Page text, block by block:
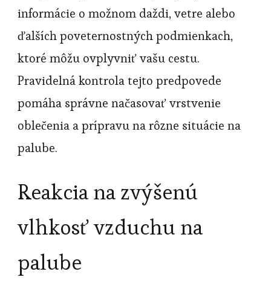
informácie o možnom daždi, vetre alebo
ďalších poveternostných podmienkach,
ktoré môžu ovplyvniť vašu cestu.
Pravidelná kontrola tejto predpovede
pomáha správne načasovať vrstvenie
oblečenia a prípravu na rôzne situácie na
palube.
Reakcia na zvýšenú
vlhkosť vzduchu na
palube